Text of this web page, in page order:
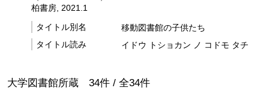
柏書房, 2021.1
タイトル別名
移動図書館の子供たち
タイトル読み
イドウ トショカン ノ コドモ タチ
大学図書館所蔵 34件 / 全34件